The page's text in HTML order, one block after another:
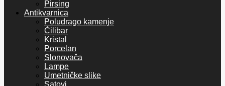
Pirsing
Antikvarnica
Poludrago kamenje
Ćilibar
Kristal
Porcelan
Slonovača
Lampe
Umetničke slike